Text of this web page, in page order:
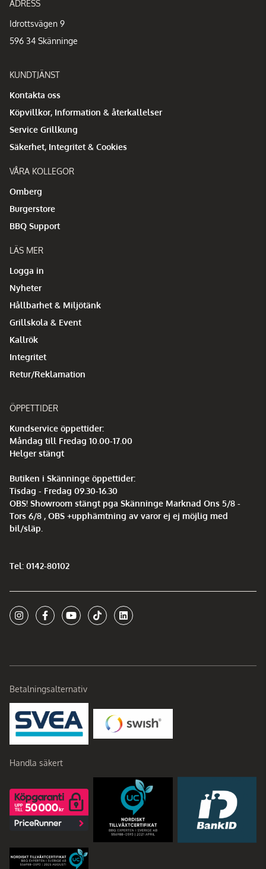
ADRESS
Idrottsvägen 9
596 34 Skänninge
KUNDTJÄNST
Kontakta oss
Köpvillkor, Information & återkallelser
Service Grillkung
Säkerhet, Integritet & Cookies
VÅRA KOLLEGOR
Omberg
Burgerstore
BBQ Support
LÄS MER
Logga in
Nyheter
Hållbarhet & Miljötänk
Grillskola & Event
Kallrök
Integritet
Retur/Reklamation
ÖPPETTIDER
Kundservice öppettider:
Måndag till Fredag 10.00-17.00
Helger stängt
Butiken i Skänninge öppettider:
Tisdag - Fredag 09.30-16.30
OBS! Showroom stängt pga Skänninge Marknad Ons 5/8 -
Tors 6/8 , OBS +upphämtning av varor ej ej möjlig med
bil/släp.
Tel: 0142-80102
Betalningsalternativ
Handla säkert